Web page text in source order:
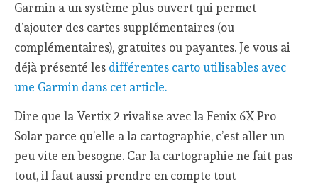
Garmin a un système plus ouvert qui permet
d’ajouter des cartes supplémentaires (ou
complémentaires), gratuites ou payantes. Je vous ai
déjà présenté les différentes carto utilisables avec
une Garmin dans cet article.
Dire que la Vertix 2 rivalise avec la Fenix 6X Pro
Solar parce qu’elle a la cartographie, c’est aller un
peu vite en besogne. Car la cartographie ne fait pas
tout, il faut aussi prendre en compte tout